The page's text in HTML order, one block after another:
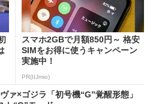
スマホ2GBで月額850円～ 格安
SIMをお得に使うキャンペーン
実施中！
PR(IIJmio)
×ゴジラ「初号機“G”覚醒形態」